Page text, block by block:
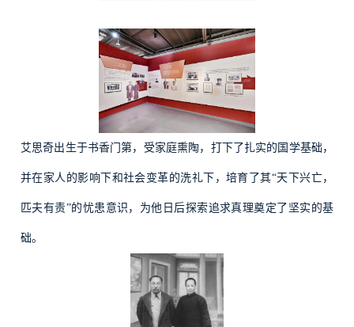
艾思奇出生于书香门第，受家庭熏陶，打下了扎实的国学基础，
并在家人的影响下和社会变革的洗礼下，培育了其“天下兴亡，
匹夫有责”的忧患意识，为他日后探索追求真理奠定了坚实的基
础。